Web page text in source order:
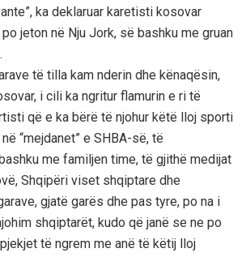
ka deklaruar karetisti kosovar
jeton në Nju Jork, së bashku me gruan
të tilla kam nderin dhe kënaqësin,
i cili ka ngritur flamurin e ri të
që e ka bërë të njohur këtë lloj sporti
“mejdanet” e SHBA-së, të
me familjen time, të gjithë medijat
Shqipëri viset shqiptare dhe
gjatë garës dhe pas tyre, po na i
shqiptarët, kudo që janë se ne po
të ngrem me anë të këtij lloj